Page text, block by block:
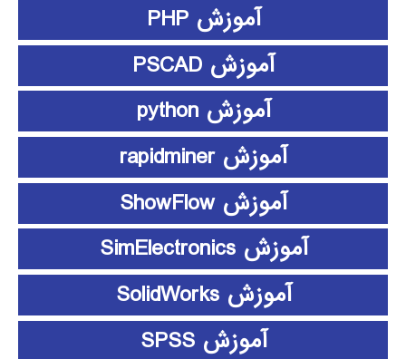
آموزش PHP
آموزش PSCAD
آموزش python
آموزش rapidminer
آموزش ShowFlow
آموزش SimElectronics
آموزش SolidWorks
آموزش SPSS